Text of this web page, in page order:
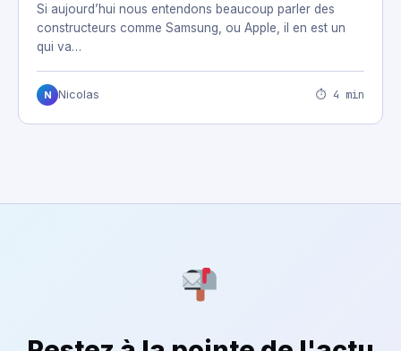
Si aujourd’hui nous entendons beaucoup parler des
constructeurs comme Samsung, ou Apple, il en est un
qui va…
N Nicolas ⏱ 4 min